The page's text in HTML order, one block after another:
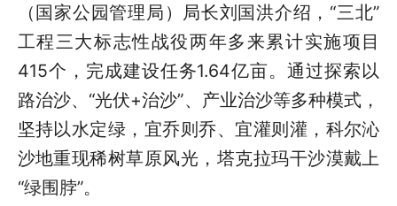
（国家公园管理局）局长刘国洪介绍，“三北”
工程三大标志性战役两年多来累计实施项目
415个，完成建设任务1.64亿亩。通过探索以
路治沙、“光伏+治沙”、产业治沙等多种模式，
坚持以水定绿，宜乔则乔、宜灌则灌，科尔沁
沙地重现稀树草原风光，塔克拉玛干沙漠戴上
“绿围脖”。